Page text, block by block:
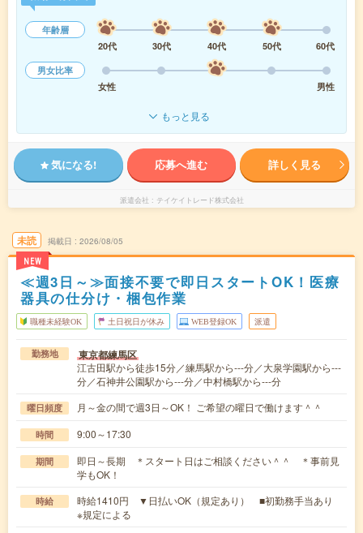
年齢層
20代
30代 40代 50代
60代
男女比率
女性
男性
もっと見る
気になる! 応募へ進む 詳しく見る
派遣会社 テイケイトレード株式会社
未読
NEW
掲載日 2026/08/05
≪週3日～≫面接不要で即日スタートOK！医療
器具の仕分け・梱包作業
職種未経験OK 土日祝日が休み WEB登録OK 派遣
勤務地 東京都練馬区
江古田駅から徒歩15分／練馬駅から---分／大泉学園駅から---
分／石神井公園駅から---分／中村橋駅から---分
曜日頻度 月～金の間で週3日～OK！ ご希望の曜日で働けます＾＾
時間 9:00～17:30
期間
即日～長期 ＊スタート日はご相談ください＾＾ ＊事前見
学もOK！
時給
時給1410円 ▼日払いOK（規定あり） ■初勤務手当あり
※規定による